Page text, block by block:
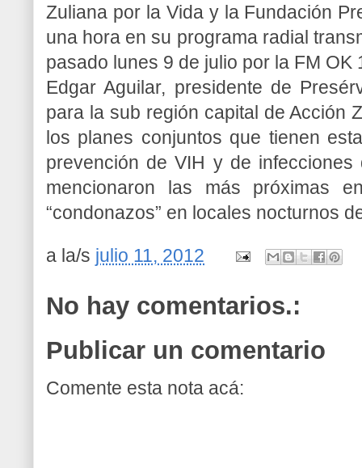
Zuliana por la Viday la Fundación
una hora en su programa radial
pasado lunes 9 de julio por la FM OK
Edgar Aguilar, presidente de
para la sub región capital de Acción
los planes conjuntos que tienen
prevención de VIH y de
mencionaron las más próximas
“condonazos” en locales nocturnos
a la/s julio 11, 2012
No hay comentarios.:
Publicar un comentario
Comente esta nota acá: